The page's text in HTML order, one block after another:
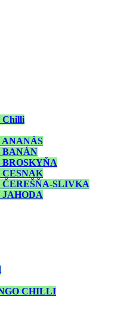
Chilli
ANANÁS
BANÁN
BROSKYŇA
CESNAK
ČEREŠŇA-SLIVKA
JAHODA
CHILLI